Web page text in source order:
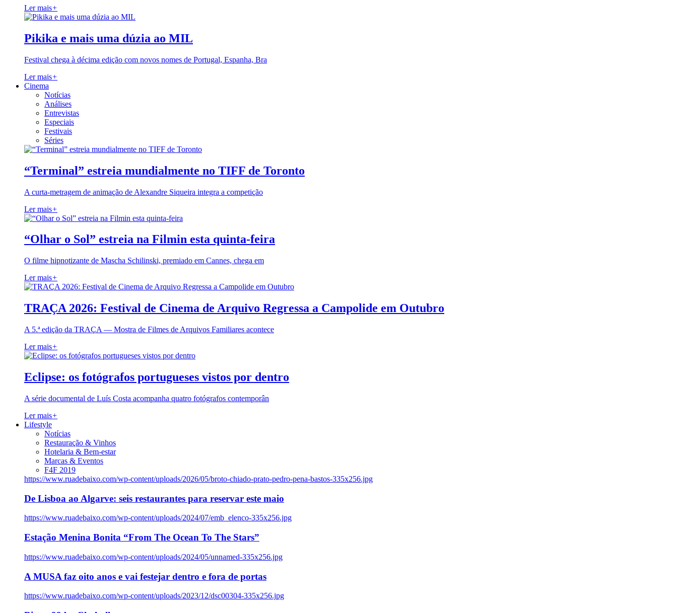
Ler mais+
Pikika e mais uma dúzia ao MIL
Festival chega à décima edição com novos nomes de Portugal, Espanha, Bra
Ler mais+
Cinema
Notícias
Análises
Entrevistas
Especiais
Festivais
Séries
“Terminal” estreia mundialmente no TIFF de Toronto
A curta-metragem de animação de Alexandre Siqueira integra a competição
Ler mais+
“Olhar o Sol” estreia na Filmin esta quinta-feira
O filme hipnotizante de Mascha Schilinski, premiado em Cannes, chega em
Ler mais+
TRAÇA 2026: Festival de Cinema de Arquivo Regressa a Campolide em Outubro
A 5.ª edição da TRAÇA — Mostra de Filmes de Arquivos Familiares acontece
Ler mais+
Eclipse: os fotógrafos portugueses vistos por dentro
A série documental de Luís Costa acompanha quatro fotógrafos contemporân
Ler mais+
Lifestyle
Notícias
Restauração & Vinhos
Hotelaria & Bem-estar
Marcas & Eventos
F4F 2019
https://www.ruadebaixo.com/wp-content/uploads/2026/05/broto-chiado-prato-pedro-pena-bastos-335x256.jpg
De Lisboa ao Algarve: seis restaurantes para reservar este maio
https://www.ruadebaixo.com/wp-content/uploads/2024/07/emb_elenco-335x256.jpg
Estação Menina Bonita “From The Ocean To The Stars”
https://www.ruadebaixo.com/wp-content/uploads/2024/05/unnamed-335x256.jpg
A MUSA faz oito anos e vai festejar dentro e fora de portas
https://www.ruadebaixo.com/wp-content/uploads/2023/12/dsc00304-335x256.jpg